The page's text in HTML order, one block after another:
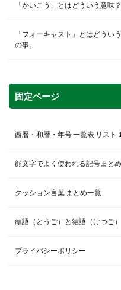
「かいこう」とはどういう意味
「フォーキャスト」とはどうい
の事。
固定ページ
西暦・和暦・年号 一覧表 リス
顔文字でよく使われる記号まと
クッション言葉 まとめ一覧
頭語（とうご）と結語（けつご
プライバシーポリシー